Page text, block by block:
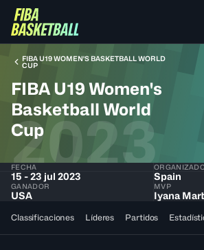
FIBA U19 WOMEN'S BASKETBALL WORLD
CUP
FIBA U19 Women's
Basketball World
Cup
2023
FECHA
15 - 23 jul 2023 Spain
GANADOR
USA
MVP
Iyana
Classificaciones Líderes Partidos